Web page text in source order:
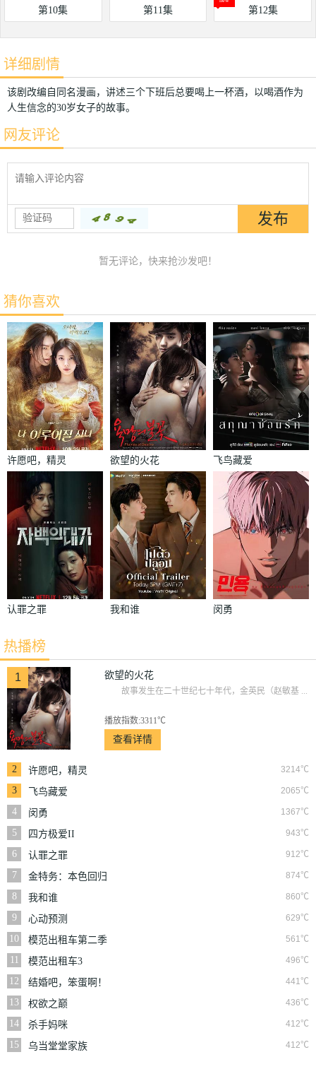
第10集 第11集 第12集
详细剧情
该剧改编自同名漫画，讲述三个下班后总要喝上一杯酒，以喝酒作为
人生信念的30岁女子的故事。
网友评论
暂无评论，快来抢沙发吧！
猜你喜欢
许愿吧，精灵 欲望的火花 飞鸟藏爱
认罪之罪 我和谁 闵勇
热播榜
1 欲望的火花
故事发生在二十世纪七十年代，金英民（赵敏基 ...
播放指数:3311℃
查看详情
2 3214℃
许愿吧，精灵
3
2065℃
飞鸟藏爱
4
1367℃
闵勇
5
943℃
四方极爱II
6
912℃
认罪之罪
7
874℃
金特务：本色回归
8
860℃
我和谁
9
629℃
心动预测
10
561℃
模范出租车第二季
11
496℃
模范出租车3
12
441℃
结婚吧，笨蛋啊！
13
436℃
权欲之巅
14
412℃
杀手妈咪
15
412℃
乌当堂堂家族